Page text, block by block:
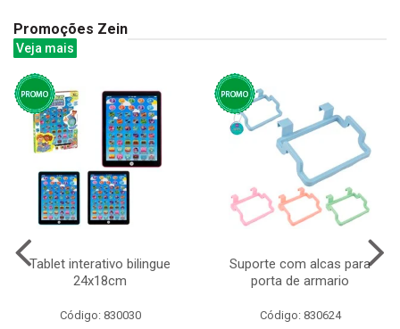
Promoções Zein
Veja mais
Tablet interativo bilingue
24x18cm
Código: 830030
Suporte com alcas para
porta de armario
Código: 830624